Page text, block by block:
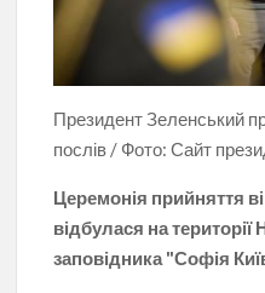
Президент Зеленський
послів / Фото: Сайт
Церемонія прийняття
відбулася на території
заповідника "Софія